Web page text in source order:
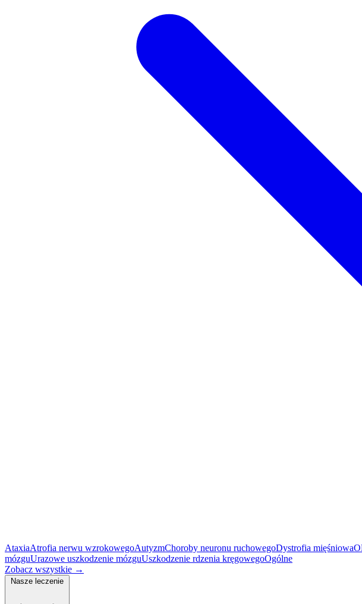
AtaxiaAtrofia nerwu wzrokowegoAutyzmChoroby neuronu ruchowegoDystrofia mięśniowa
mózguUrazowe uszkodzenie mózguUszkodzenie rdzenia kręgowegoOgólne
Zobacz wszystkie →